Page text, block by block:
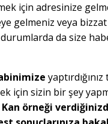
için adresinize
gelmeniz veya
da size
için sizin bir şey
Kan örneği